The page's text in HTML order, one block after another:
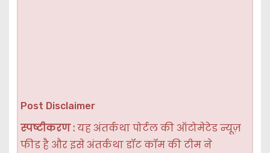
Post Disclaimer
स्पष्टीकरण :यह अंतर्कथा पोर्टल की ऑटोमेटेड न्यूज़
फीड है और इसे अंतर्कथा डॉट कॉम की टीम ने